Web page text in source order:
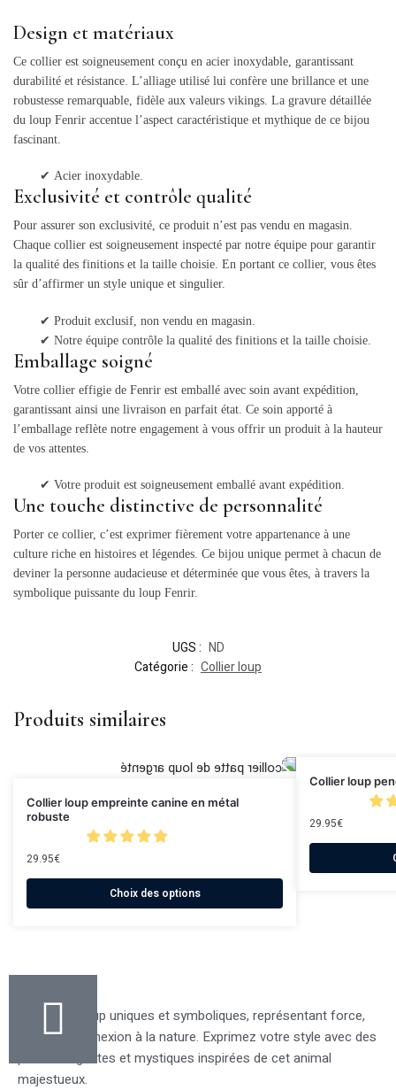
Design et matériaux
Ce collier est soigneusement conçu en acier inoxydable, garantissant
durabilité et résistance. L’alliage utilisé lui confère une brillance et une
robustesse remarquable, fidèle aux valeurs vikings. La gravure détaillée
du loup Fenrir accentue l’aspect caractéristique et mythique de ce bijou
fascinant.
✔ Acier inoxydable.
Exclusivité et contrôle qualité
Pour assurer son exclusivité, ce produit n’est pas vendu en magasin.
Chaque collier est soigneusement inspecté par notre équipe pour garantir
la qualité des finitions et la taille choisie. En portant ce collier, vous êtes
sûr d’affirmer un style unique et singulier.
✔ Produit exclusif, non vendu en magasin.
✔ Notre équipe contrôle la qualité des finitions et la taille choisie.
Emballage soigné
Votre collier effigie de Fenrir est emballé avec soin avant expédition,
garantissant ainsi une livraison en parfait état. Ce soin apporté à
l’emballage reflète notre engagement à vous offrir un produit à la hauteur
de vos attentes.
✔ Votre produit est soigneusement emballé avant expédition.
Une touche distinctive de personnalité
Porter ce collier, c’est exprimer fièrement votre appartenance à une
culture riche en histoires et légendes. Ce bijou unique permet à chacun de
deviner la personne audacieuse et déterminée que vous êtes, à travers la
symbolique puissante du loup Fenrir.
UGS : ND
Catégorie : Collier loup
Produits similaires
Collier loup empreinte canine en métal
robuste
29.95€
Choix des options
Collier loup
29.95€
Des bijoux loup uniques et symboliques, représentant force,
liberté et connexion à la nature. Exprimez votre style avec des
pièces élégantes et mystiques inspirées de cet animal
majestueux.